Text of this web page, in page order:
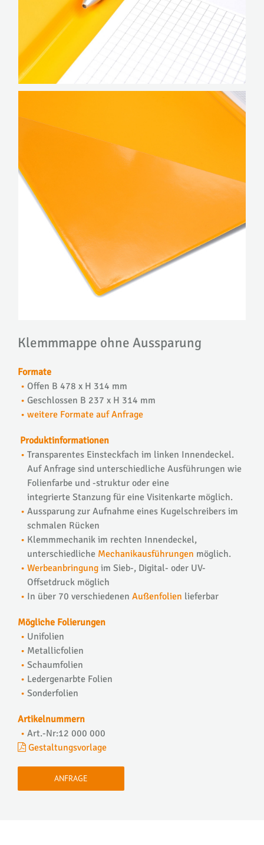
Klemmmappe ohne Aussparung
Formate
Offen B 478 x H 314 mm
Geschlossen B 237 x H 314 mm
weitere Formate auf Anfrage
Produktinformationen
Transparentes Einsteckfach im linken Innendeckel.
Auf Anfrage sind unterschiedliche Ausführungen wie
Folienfarbe und -struktur oder eine
integrierte Stanzung für eine Visitenkarte möglich.
Aussparung zur Aufnahme eines Kugelschreibers im
schmalen Rücken
Klemmmechanik im rechten Innendeckel,
unterschiedliche Mechanikausführungen möglich.
Werbeanbringungim Sieb-, Digital- oder UV-
Offsetdruck möglich
In über 70 verschiedenen Außenfolien lieferbar
Mögliche Folierungen
Unifolien
Metallicfolien
Schaumfolien
Ledergenarbte Folien
Sonderfolien
Artikelnummern
Art.-Nr:12 000 000
Gestaltungsvorlage
ANFRAGE